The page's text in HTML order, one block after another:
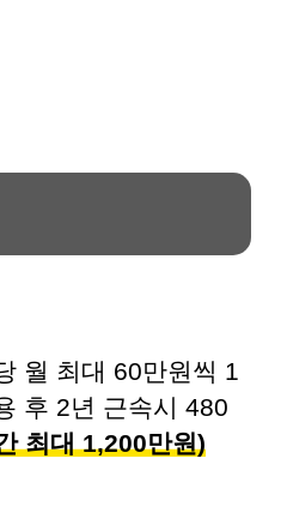
월 최대 60만원씩 1
후 2년 근속시 480
최대 1,200만원)